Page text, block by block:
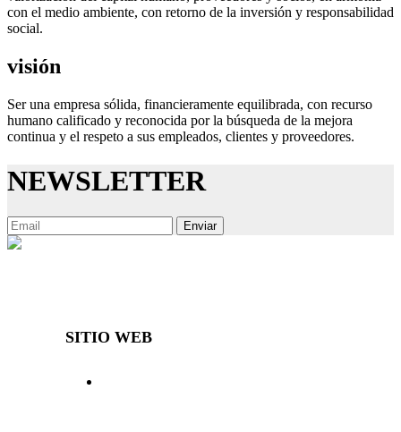
con el medio ambiente, con retorno de la inversión y responsabilidad
social.
visión
Ser una empresa sólida, financieramente equilibrada, con recurso
humano calificado y reconocida por la búsqueda de la mejora
continua y el respeto a sus empleados, clientes y proveedores.
NEWSLETTER
Enviar
SITIO WEB